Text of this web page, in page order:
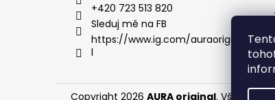
+420 723 513 820
Sleduj mě na FB
https://www.ig.com/auraorigina
l
Copyright 2026 AURA original. Všechna